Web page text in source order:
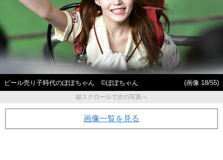
ビール売り子時代のぽぽちゃん ©ぽぽちゃん
(画像 18/55)
縦スクロールで次の写真へ
画像一覧を見る